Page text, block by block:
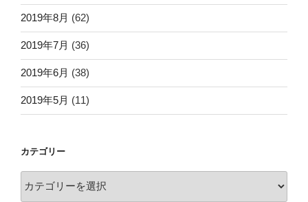
2019年8月 (62)
2019年7月 (36)
2019年6月 (38)
2019年5月 (11)
カテゴリー
テ